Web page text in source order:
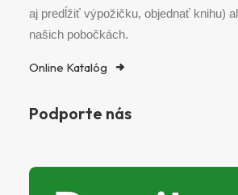
aj predĺžiť výpožičku, objednať knihu)
našich pobočkách.
Online Katalóg
Podporte nás